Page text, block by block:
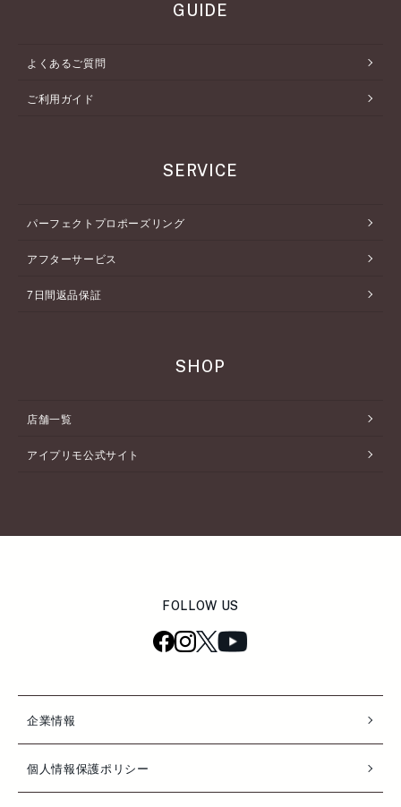
GUIDE
よくあるご質問
ご利用ガイド
SERVICE
パーフェクトプロポーズリング
アフターサービス
7日間返品保証
SHOP
店舗一覧
アイプリモ公式サイト
FOLLOW US
企業情報
個人情報保護ポリシー